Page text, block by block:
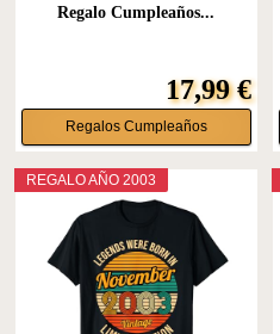
Regalo Cumpleaños...
17,99 €
Regalos Cumpleaños
REGALO AÑO 2003